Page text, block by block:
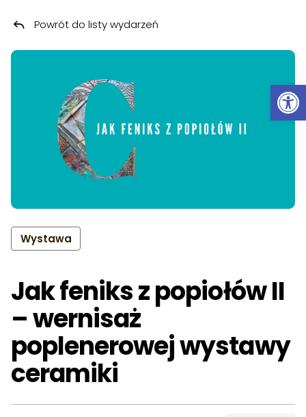
Przeskocz do treści
Wystawa
Jak feniks z popiołów II
– wernisaż
poplenerowej wystawy
ceramiki
Powrót do listy wydarzeń